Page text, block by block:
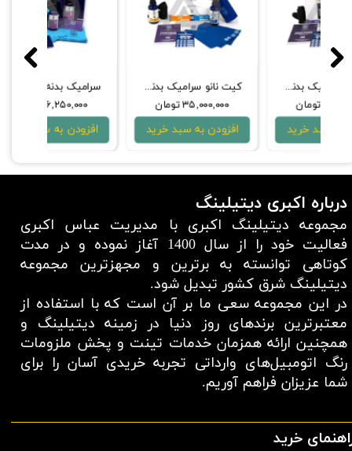
کیت نانو سرامیک بدنه خودرو لابوکاسمتیکا مفرا مدل SAM + HPC 2.0
افزودن به سبد خرید
کیت نانو سرامیک بدنه خودرو لابوکاسمتیکا مفرا مدلBLINDO PLUS + HPC PRO
افزودن به سبد خرید
درباره اکبری دیتیلینگ
مجموعه دیتیلینگ اکبری با مدیریت عباس اکبری
فعالیت خود را از سال 1400 آغاز نموده و در مدت
کوتاهی توانسته به برترین و مجهزترین مجموعه
دیتیلینگ شرق کشور تبدیل شود.
در این مجموعه سعی ما بر آن است که با استفاده از
معتبر‌ترین برند‌های روز دنیا در زمینه دیتیلینگ و
همچنین ارائه همزمان خدمات تینت و پخش ملزومات
رنگ اتومبیل‌های وارداتی تجربه خریدی آسان را برای
شما عزیزان فراهم آوریم.​​​​​​​
خرید